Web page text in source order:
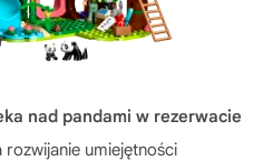
nad pandami w rezerwacie
umiejętności